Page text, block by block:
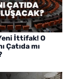
İttifak! O
Çatıda mı